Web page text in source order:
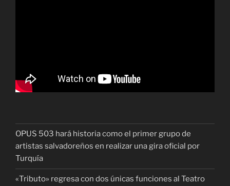
OPUS 503 hará historia como el primer grupo de
artistas salvadoreños en realizar una gira oficial por
Turquía
«Tributo» regresa con dos únicas funciones al Teatro